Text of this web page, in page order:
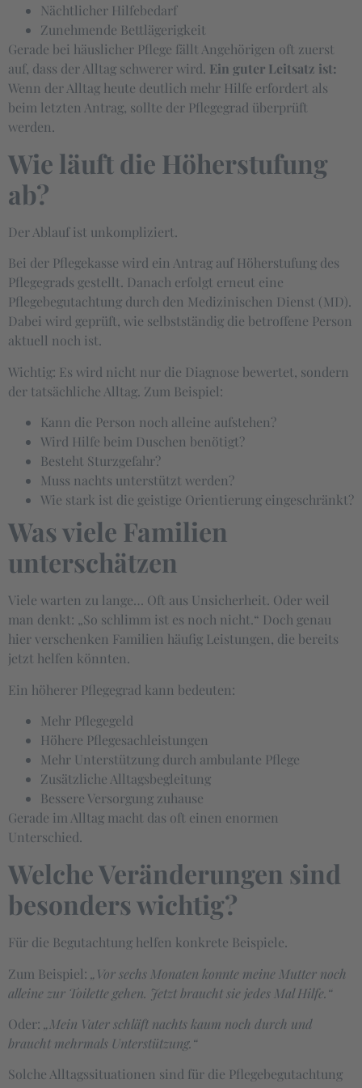
Nächtlicher Hilfebedarf
Zunehmende Bettlägerigkeit
Gerade bei häuslicher Pflege fällt Angehörigen oft zuerst
auf, dass der Alltag schwerer wird. Ein guter Leitsatz ist:
Wenn der Alltag heute deutlich mehr Hilfe erfordert als
beim letzten Antrag, sollte der Pflegegrad überprüft
werden.
Wie läuft die Höherstufung
ab?
Der Ablauf ist unkompliziert.
Bei der Pflegekasse wird ein Antrag auf Höherstufung des
Pflegegrads gestellt. Danach erfolgt erneut eine
Pflegebegutachtung durch den Medizinischen Dienst (MD).
Dabei wird geprüft, wie selbstständig die betroffene Person
aktuell noch ist.
Wichtig: Es wird nicht nur die Diagnose bewertet, sondern
der tatsächliche Alltag. Zum Beispiel:
Kann die Person noch alleine aufstehen?
Wird Hilfe beim Duschen benötigt?
Besteht Sturzgefahr?
Muss nachts unterstützt werden?
Wie stark ist die geistige Orientierung eingeschränkt?
Was viele Familien
unterschätzen
Viele warten zu lange… Oft aus Unsicherheit. Oder weil
man denkt: „So schlimm ist es noch nicht.“ Doch genau
hier verschenken Familien häufig Leistungen, die bereits
jetzt helfen könnten.
Ein höherer Pflegegrad kann bedeuten:
Mehr Pflegegeld
Höhere Pflegesachleistungen
Mehr Unterstützung durch ambulante Pflege
Zusätzliche Alltagsbegleitung
Bessere Versorgung zuhause
Gerade im Alltag macht das oft einen enormen
Unterschied.
Welche Veränderungen sind
besonders wichtig?
Für die Begutachtung helfen konkrete Beispiele.
Zum Beispiel: „Vor sechs Monaten konnte meine Mutter noch
alleine zur Toilette gehen. Jetzt braucht sie jedes Mal Hilfe.“
Oder: „Mein Vater schläft nachts kaum noch durch und
braucht mehrmals Unterstützung.“
Solche Alltagssituationen sind für die Pflegebegutachtung